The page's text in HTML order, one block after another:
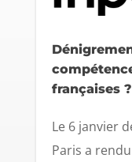
françaises ?
Le 6 janvier
Paris a